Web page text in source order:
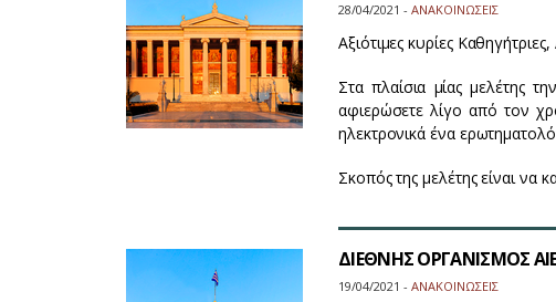
28/04/2021 - ΑΝΑΚΟΙΝΩΣΕΙΣ
Αξιότιμες κυρίες
Στα πλαίσια μίας μελέτης
αφιερώσετε λίγο από τον
ηλεκτρονικά ένα
Σκοπός της μελέτης είναι να
ΔΙΕΘΝΗΣ ΟΡΓΑΝΙΣΜΟΣ
19/04/2021 - ΑΝΑΚΟΙΝΩΣΕΙΣ